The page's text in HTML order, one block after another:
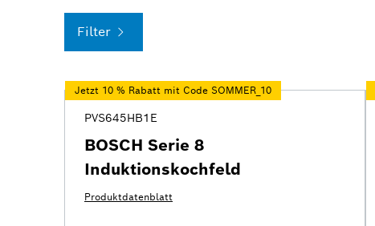
Filter
Jetzt 10 % Rabatt mit Code SOMMER_10
PVS645HB1E
BOSCH Serie 8
Induktionskochfeld
Produktdatenblatt